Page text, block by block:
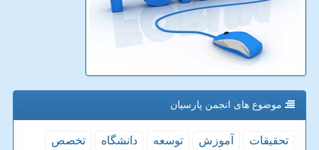
موضوع های انجمن پارسیان
تحقیقات آموزش توسعه دانشگاه
تخصص